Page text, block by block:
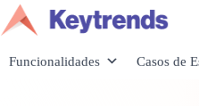
Saltar
al
contenido
Funcionalidades Casos de